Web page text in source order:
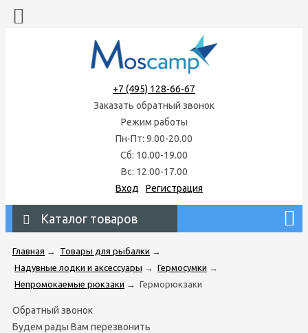
+7 (495) 128-66-67
Заказать обратный звонок
Режим работы
Пн-Пт: 9.00-20.00
Сб: 10.00-19.00
Вс: 12.00-17.00
Вход
Регистрация
Каталог товаров
Главная → Товары для рыбалки →
Надувные лодки и аксессуары → Гермосумки →
Непромокаемые рюкзаки → Герморюкзаки
Обратный звонок
Будем рады Вам перезвонить